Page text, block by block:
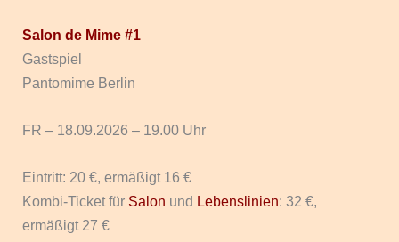
Salon de Mime #1
Gastspiel
Pantomime Berlin
FR – 18.09.2026 – 19.00 Uhr
Eintritt: 20 €, ermäßigt 16 €
Kombi-Ticket für Salon und Lebenslinien: 32 €,
ermäßigt 27 €